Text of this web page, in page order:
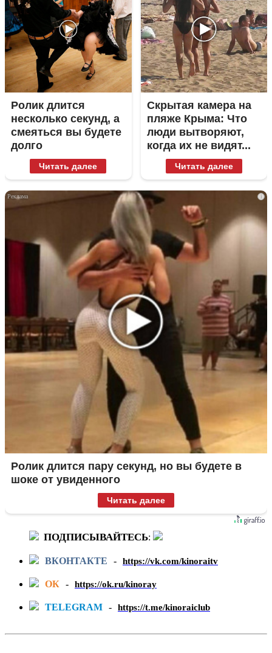
Ролик длится
несколько секунд, а
смеяться вы будете
долго
Читать далее
Скрытая камера на
пляже Крыма: Что
люди вытворяют,
когда их не видят...
Читать далее
i
Ролик длится пару секунд, но вы будете в
шоке от увиденного
Читать далее
ПОДПИСЫВАЙТЕСЬ:
ВКОНТАКТЕ - https://vk.com/kinoraitv
ОК - https://ok.ru/kinoray
TELEGRAM - https://t.me/kinoraiclub